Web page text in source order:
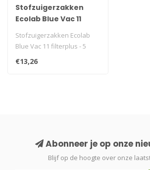
Stofzuigerzakken
Ecolab Blue Vac 11
filterplus - 5 stuks
Stofzuigerzakken Ecolab
Blue Vac 11 filterplus - 5
stuks
€13,26
Abonneer je op onze
Blijf op de hoogte over onze